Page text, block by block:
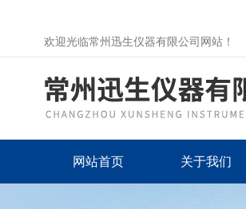
欢迎光临常州迅生仪器有限公司网站！
网站首页 关于我们